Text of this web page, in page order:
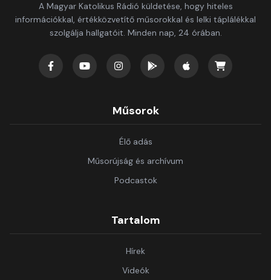
A Magyar Katolikus Rádió küldetése, hogy hiteles
információkkal, értékközvetítő műsorokkal és lelki táplálékkal
szolgálja hallgatóit. Minden nap, 24 órában.
Műsorok
Élő adás
Műsorújság és archívum
Podcastok
Tartalom
Hírek
Videók